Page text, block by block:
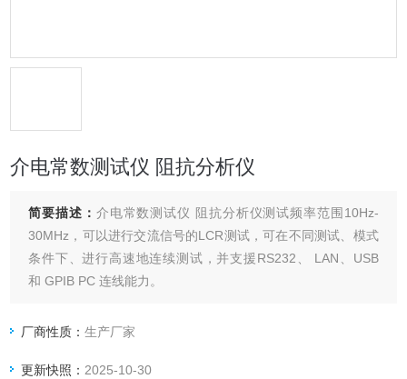
介电常数测试仪 阻抗分析仪
简要描述： 介电常数测试仪 阻抗分析仪测试频率范围10Hz-
30MHz，可以进行交流信号的LCR测试，可在不同测试、模式
条件下、进行高速地连续测试，并支援RS232、 LAN、USB
和 GPIB PC 连线能力。
厂商性质：生产厂家
更新快照： 2025-10-30